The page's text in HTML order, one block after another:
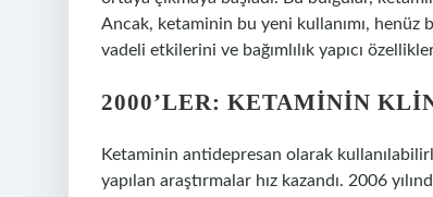
Ancak, ketaminin bu yeni kullanımı,
vadeli etkilerini ve bağımlılık yapıcı
2000’LER: KETAMININ
Ketaminin antidepresan olarak
yapılan araştırmalar hız kazandı. 2006